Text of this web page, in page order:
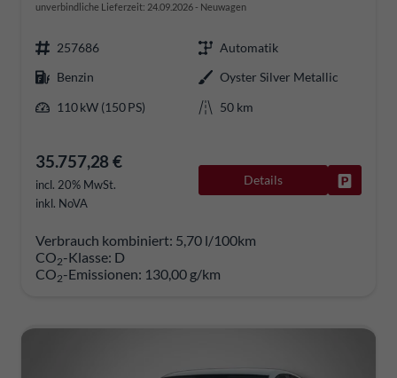
unverbindliche Lieferzeit: 24.09.2026 Neuwagen
257686
Automatik
Benzin
Oyster Silver Metallic
110 kW (150 PS)
50 km
35.757,28 €
incl. 20% MwSt.
inkl. NoVA
Details
Verbrauch kombiniert: 5,70 l/100km
CO2-Klasse: D
CO2-Emissionen: 130,00 g/km